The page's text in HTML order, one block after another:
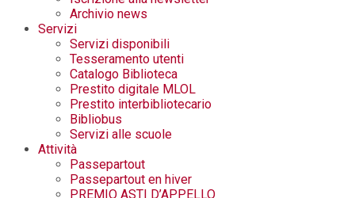
Archivio news
Servizi
Servizi disponibili
Tesseramento utenti
Catalogo Biblioteca
Prestito digitale MLOL
Prestito interbibliotecario
Bibliobus
Servizi alle scuole
Attività
Passepartout
Passepartout en hiver
PREMIO ASTI D’APPELLO